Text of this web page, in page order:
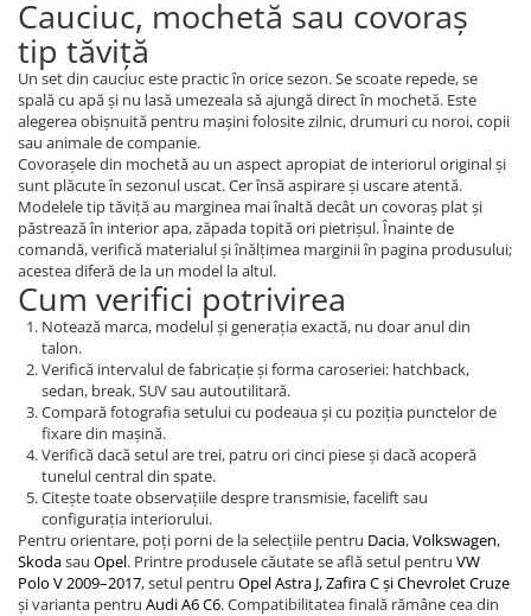
Cauciuc, mochetă sau covoraș
tip tăviță
Un set din cauciuc este practic în orice sezon. Se scoate repede, se
spală cu apă și nu lasă umezeala să ajungă direct în mochetă. Este
alegerea obișnuită pentru mașini folosite zilnic, drumuri cu noroi, copii
sau animale de companie.
Covorașele din mochetă au un aspect apropiat de interiorul original și
sunt plăcute în sezonul uscat. Cer însă aspirare și uscare atentă.
Modelele tip tăviță au marginea mai înaltă decât un covoraș plat și
păstrează în interior apa, zăpada topită ori pietrișul. Înainte de
comandă, verifică materialul și înălțimea marginii în pagina produsului;
acestea diferă de la un model la altul.
Cum verifici potrivirea
Notează marca, modelul și generația exactă, nu doar anul din
talon.
Verifică intervalul de fabricație și forma caroseriei: hatchback,
sedan, break, SUV sau autoutilitară.
Compară fotografia setului cu podeaua și cu poziția punctelor de
fixare din mașină.
Verifică dacă setul are trei, patru ori cinci piese și dacă acoperă
tunelul central din spate.
Citește toate observațiile despre transmisie, facelift sau
configurația interiorului.
Pentru orientare, poți porni de la selecțiile pentru Dacia,Volkswagen,
Skodasau Opel. Printre produsele căutate se află setul pentru VW
Polo V 2009–2017, setul pentru Opel Astra J, Zafira C și Chevrolet Cruze
și varianta pentru Audi A6 C6. Compatibilitatea finală rămâne cea din